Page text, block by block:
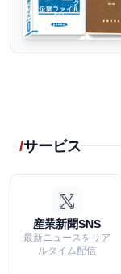
サービス
産業新聞SNS
最新ニュースをリア
ルタイム配信